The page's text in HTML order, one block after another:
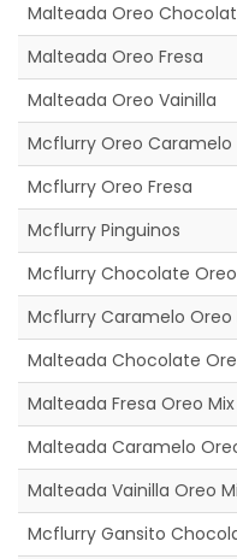
Malteada Oreo
Malteada Oreo Fresa
Malteada Oreo Vainilla
Mcflurry Oreo Caramelo
Mcflurry Oreo Fresa
Mcflurry Pinguinos
Mcflurry Chocolate
Mcflurry Caramelo Oreo
Malteada Chocolate
Malteada Fresa Oreo Mix
Malteada Caramelo
Malteada Vainilla Oreo
Mcflurry Gansito